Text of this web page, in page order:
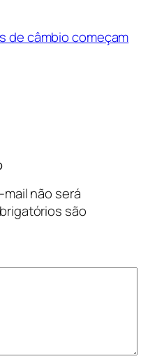
de câmbio começam
não será
são